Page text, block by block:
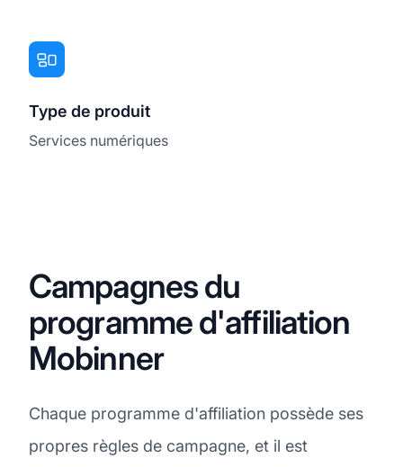
Type de produit
Services numériques
Campagnes du
programme d'affiliation
Mobinner
Chaque programme d'affiliation possède ses
propres règles de campagne, et il est